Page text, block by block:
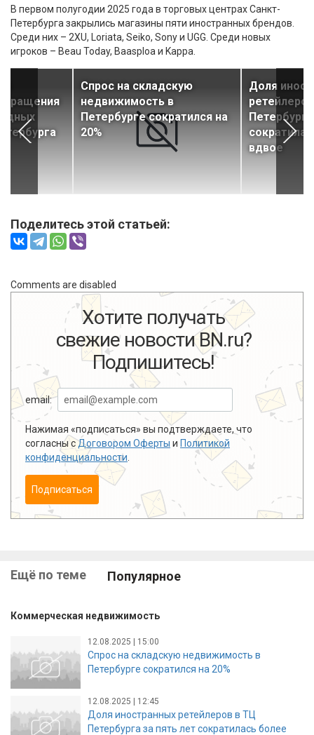
В первом полугодии 2025 года в торговых центрах Санкт-
Петербурга закрылись магазины пяти иностранных брендов.
Среди них – 2XU, Loriata, Seiko, Sony и UGG. Среди новых
игроков – Beau Today, Baasploa и Kappa.
Спрос на складскую
недвижимость в
Петербурге сократился на
20%
Доля
вдвое
Поделитесь этой статьей:
Comments are disabled
Хотите получать
свежие новости BN.ru?
Подпишитесь!
email:
Нажимая «подписаться» вы подтверждаете, что
согласны сДоговором Оферты и Политикой
конфиденциальности
Подписаться
Ещё по теме Популярное
Коммерческая недвижимость
12.08.2025 | 15:00
Спрос на складскую недвижимость в
Петербурге сократился на 20%
12.08.2025 | 12:45
Доля иностранных ретейлеров в ТЦ
Петербурга за пять лет сократилась более